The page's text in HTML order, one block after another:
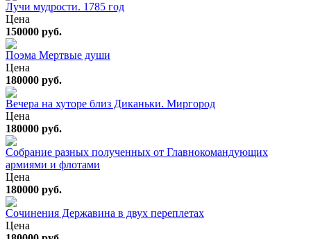
Лучи мудрости. 1785 год
Цена
150000 руб.
Поэма Мертвые души
Цена
180000 руб.
Вечера на хуторе близ Диканьки. Миргород
Цена
180000 руб.
Собрание разных полученных от Главнокомандующих
армиями и флотами
Цена
180000 руб.
Сочинения Державина в двух переплетах
Цена